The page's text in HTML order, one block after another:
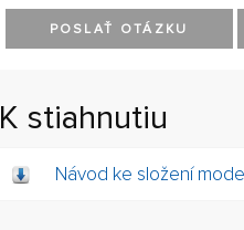
POSLAŤ OTÁZKU
K stiahnutiu
Návod ke složení